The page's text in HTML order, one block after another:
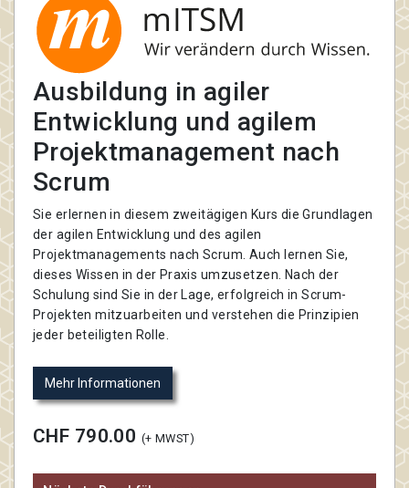
Ausbildung in agiler
Entwicklung und agilem
Projektmanagement nach
Scrum
Sie erlernen in diesem zweitägigen Kurs die Grundlagen
der agilen Entwicklung und des agilen
Projektmanagements nach Scrum. Auch lernen Sie,
dieses Wissen in der Praxis umzusetzen. Nach der
Schulung sind Sie in der Lage, erfolgreich in Scrum-
Projekten mitzuarbeiten und verstehen die Prinzipien
jeder beteiligten Rolle.
Mehr Informationen
CHF 790.00 (+ MWST)